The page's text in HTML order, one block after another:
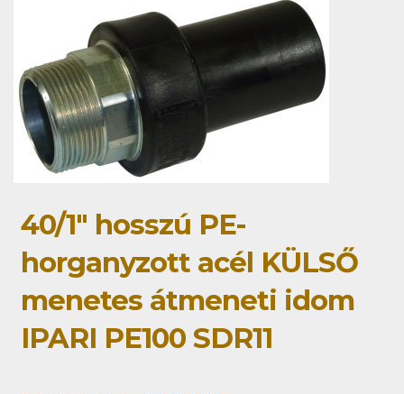
40/1" hosszú PE-
horganyzott acél KÜLSŐ
menetes átmeneti idom
IPARI PE100 SDR11